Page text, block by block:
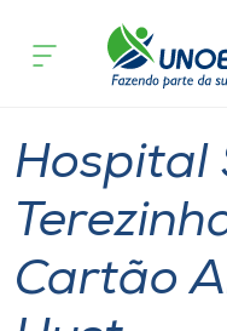
Cursos
Pesquisa
Atendimento ao
acontece
Hospital
Cartão